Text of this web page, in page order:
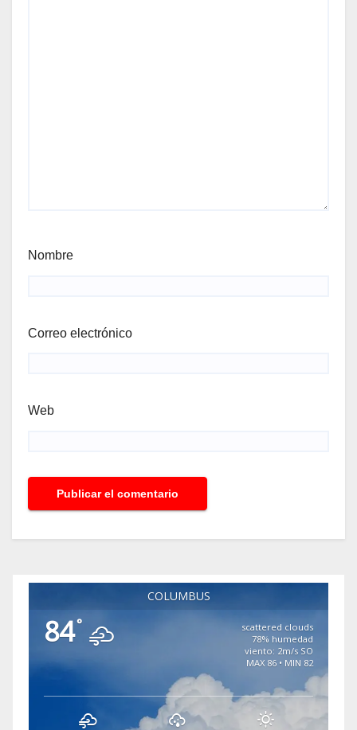
Nombre
Correo electrónico
Web
COLUMBUS
84°
scattered clouds
78% humedad
viento: 2m/s SO
MAX 86 • MIN 82